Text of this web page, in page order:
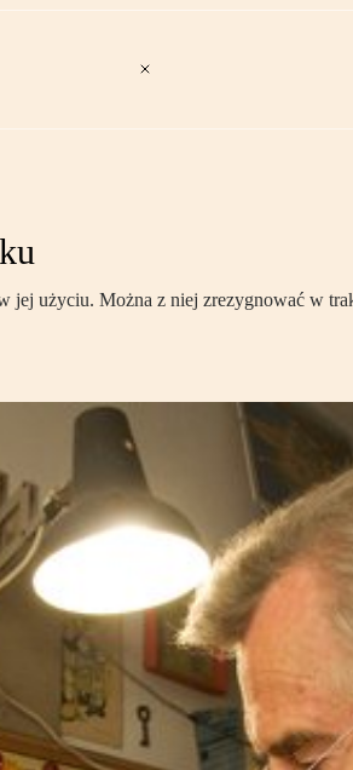
jej użyciu. Można z niej zrezygnować w